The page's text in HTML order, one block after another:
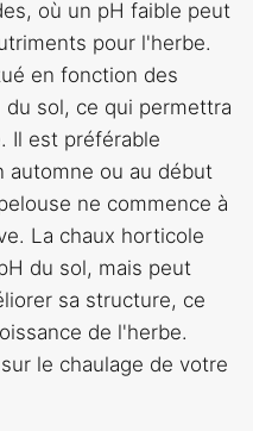
où un pH faible peut
pour l'herbe.
en fonction des
sol, ce qui permettra
Il est préférable
ou au début
ne commence à
La chaux horticole
du sol, mais peut
sa structure, ce
de l'herbe.
le chaulage de votre